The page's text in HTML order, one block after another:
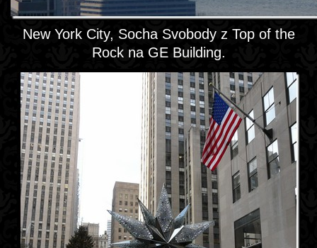
New York City, Socha Svobody z Top of the
Rock na GE Building.